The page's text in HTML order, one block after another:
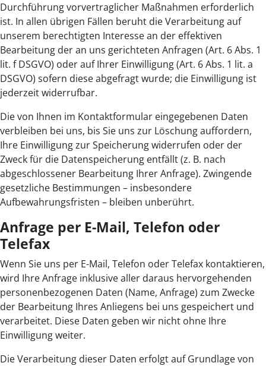
Durchführung vorvertraglicher Maßnahmen erforderlich
ist. In allen übrigen Fällen beruht die Verarbeitung auf
unserem berechtigten Interesse an der effektiven
Bearbeitung der an uns gerichteten Anfragen (Art. 6 Abs. 1
lit. f DSGVO) oder auf Ihrer Einwilligung (Art. 6 Abs. 1 lit. a
DSGVO) sofern diese abgefragt wurde; die Einwilligung ist
jederzeit widerrufbar.
Die von Ihnen im Kontaktformular eingegebenen Daten
verbleiben bei uns, bis Sie uns zur Löschung auffordern,
Ihre Einwilligung zur Speicherung widerrufen oder der
Zweck für die Datenspeicherung entfällt (z. B. nach
abgeschlossener Bearbeitung Ihrer Anfrage). Zwingende
gesetzliche Bestimmungen – insbesondere
Aufbewahrungsfristen – bleiben unberührt.
Anfrage per E-Mail, Telefon oder
Telefax
Wenn Sie uns per E-Mail, Telefon oder Telefax kontaktieren,
wird Ihre Anfrage inklusive aller daraus hervorgehenden
personenbezogenen Daten (Name, Anfrage) zum Zwecke
der Bearbeitung Ihres Anliegens bei uns gespeichert und
verarbeitet. Diese Daten geben wir nicht ohne Ihre
Einwilligung weiter.
Die Verarbeitung dieser Daten erfolgt auf Grundlage von